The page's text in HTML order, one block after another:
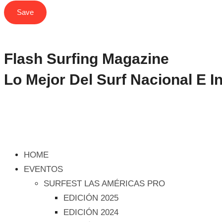
Flash Surfing Magazine
Lo Mejor Del Surf Nacional E
HOME
EVENTOS
SURFEST LAS AMÉRICAS PRO
EDICIÓN 2025
EDICIÓN 2024